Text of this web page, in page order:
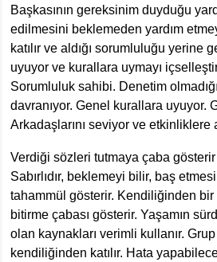
Başkasının gereksinim duyduğu
edilmesini beklemeden yardım
katılır ve aldığı sorumluluğu yerine
uyuyor ve kurallara uymayı
Sorumluluk sahibi. Denetim
davranıyor. Genel kurallara uyuyor.
Arkadaşlarını seviyor ve etkinliklere
Verdiği sözleri tutmaya çaba
Sabırlıdır, beklemeyi bilir, baş
tahammül gösterir. Kendiliğinden bir
bitirme çabası gösterir. Yaşamın
olan kaynakları verimli kullanır.
kendiliğinden katılır. Hata